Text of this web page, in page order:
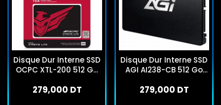
Disque Dur Interne SSD
OCPC XTL-200 512 Go
279,000 DT
Disque Dur Interne SSD
AGI AI238-CB 512 Go
279,000 DT